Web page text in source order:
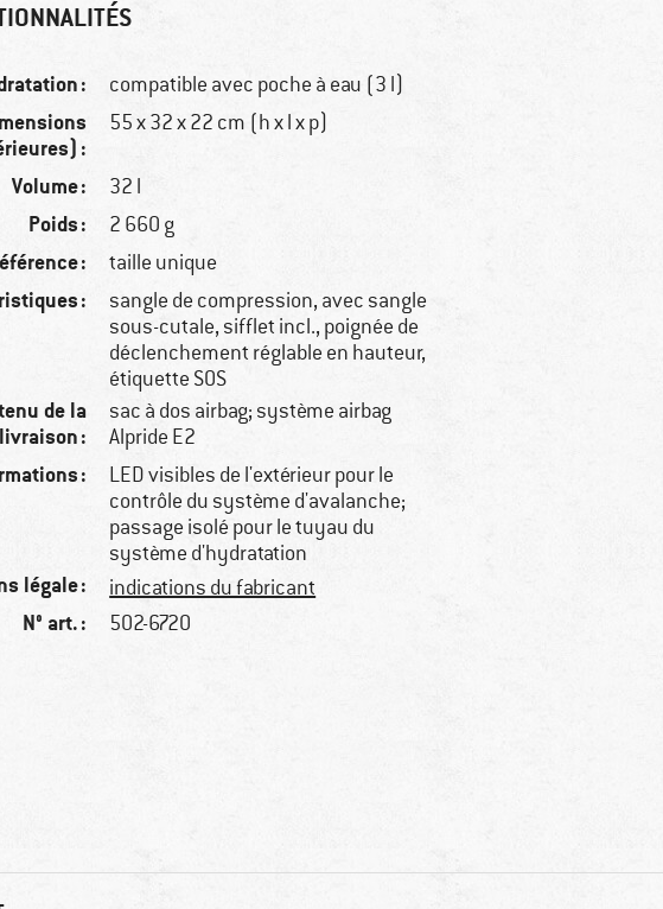
: compatible avec poche à eau (3 l)
:
55 x 32 x 22 cm (h x l x p)
Volume : 32 l
Poids : 2 660 g
: taille unique
:
sangle de compression, avec sangle
sous-cutale, sifflet incl., poignée de
déclenchement réglable en hauteur,
étiquette SOS
de la
livraison :
sac à dos airbag; système airbag
Alpride E2
:
LED visibles de l'extérieur pour le
contrôle du système d'avalanche;
passage isolé pour le tuyau du
système d'hydratation
légale : indications du fabricant
N° art. : 502-6720